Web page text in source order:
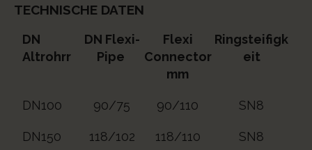
TECHNISCHE DATEN
DN
Altrohrr
DN Flexi-
Pipe
Flexi
Connector
mm
Ringsteifigk
eit
DN100 90/75 90/110 SN8
DN150 118/102 118/110 SN8